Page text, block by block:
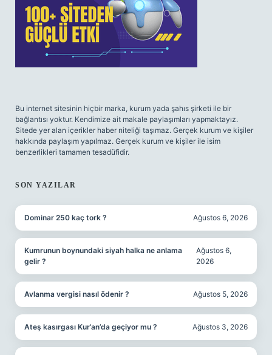
Bu internet sitesinin hiçbir marka, kurum yada şahıs şirketi ile bir
bağlantısı yoktur. Kendimize ait makale paylaşımları yapmaktayız.
Sitede yer alan içerikler haber niteliği taşımaz. Gerçek kurum ve kişiler
hakkında paylaşım yapılmaz. Gerçek kurum ve kişiler ile isim
benzerlikleri tamamen tesadüfidir.
SON YAZILAR
Dominar 250 kaç tork ? Ağustos 6, 2026
Kumrunun boynundaki siyah halka ne anlama
gelir ?
Ağustos 6,
2026
Avlanma vergisi nasıl ödenir ? Ağustos 5, 2026
Ateş kasırgası Kur’an’da geçiyor mu ? Ağustos 3, 2026